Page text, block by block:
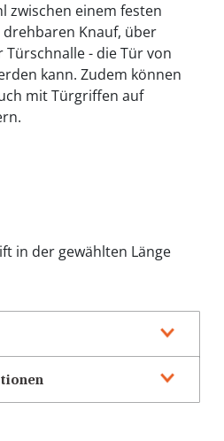
zwischen einem festen
Knauf, über
Türschnalle - die Tür von
kann. Zudem können
mit Türgriffen auf
in der gewählten Länge